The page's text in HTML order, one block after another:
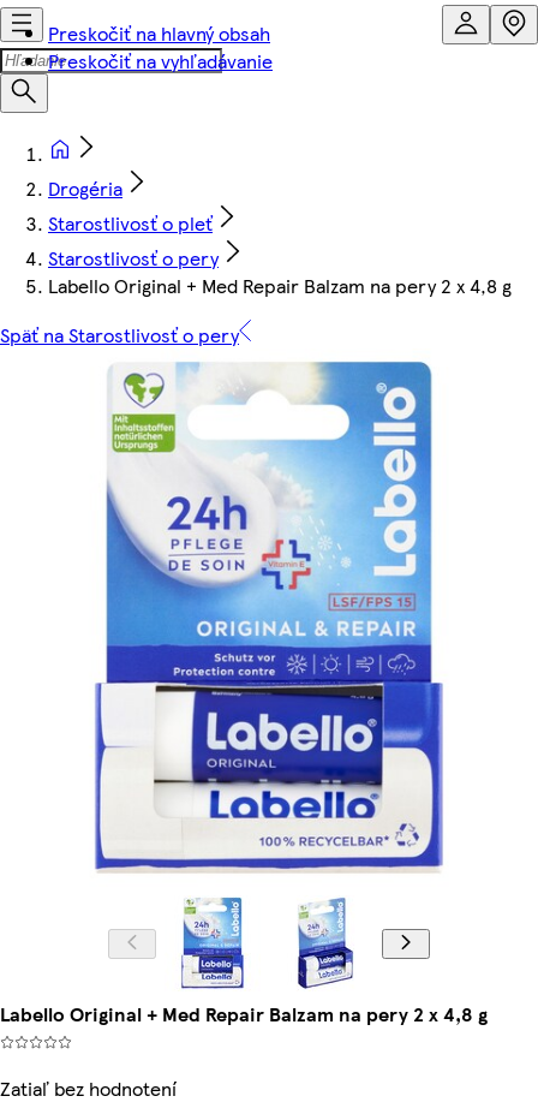
Preskočiť na hlavný obsah
Preskočiť na vyhľadávanie
Drogéria
Starostlivosť o pleť
Starostlivosť o pery
Labello Original + Med Repair Balzam na pery 2 x 4,8 g
Späť na Starostlivosť o pery
Labello Original + Med Repair Balzam na pery 2 x 4,8 g
Zatiaľ bez hodnotení